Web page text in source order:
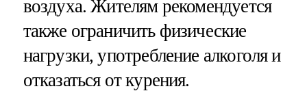
воздуха. Жителям рекомендуется
также ограничить физические
нагрузки, употребление алкоголя и
отказаться от курения.